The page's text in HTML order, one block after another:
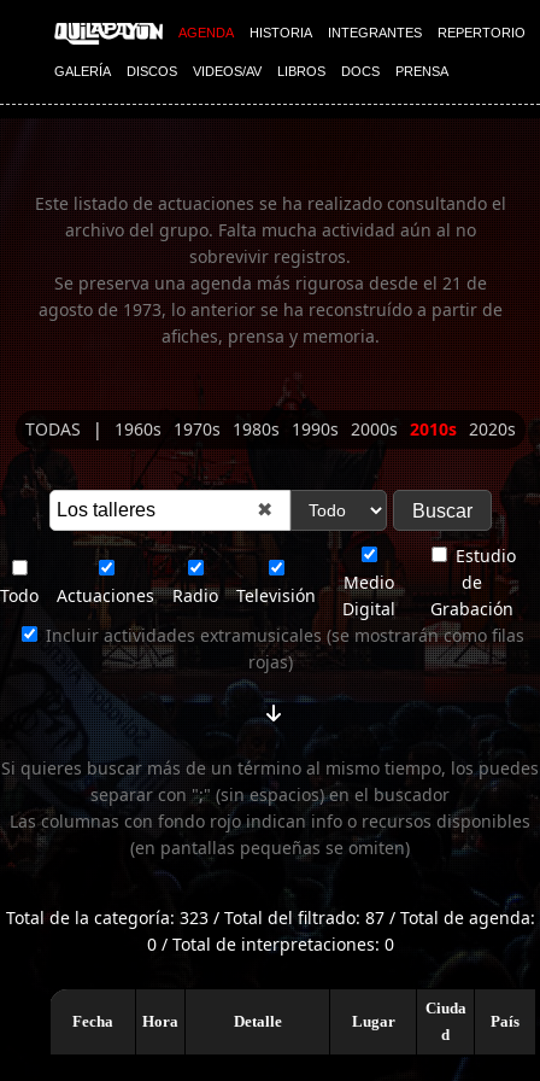
AGENDA HISTORIA INTEGRANTES REPERTORIO
GALERÍA DISCOS VIDEOS/AV LIBROS DOCS PRENSA
Imagen 01
Este listado de actuaciones se ha realizado consultando el
archivo del grupo. Falta mucha actividad aún al no
sobrevivir registros.
Se preserva una agenda más rigurosa desde el 21 de
agosto de 1973, lo anterior se ha reconstruído a partir de
afiches, prensa y memoria.
TODAS | 1960s 1970s 1980s 1990s 2000s 2010s 2020s
✖
Todo Actuaciones Radio Televisión
Medio
Digital
Estudio
de
Grabación
Incluir actividades extramusicales (se mostrarán como filas
rojas)
Si quieres buscar más de un término al mismo tiempo, los puedes
separar con ";" (sin espacios) en el buscador
Las columnas con fondo rojo indican info o recursos disponibles
(en pantallas pequeñas se omiten)
Total de la categoría: 323 / Total del filtrado: 87 / Total de agenda:
0 / Total de interpretaciones: 0
Fecha Hora Detalle Lugar
Ciuda
d
País